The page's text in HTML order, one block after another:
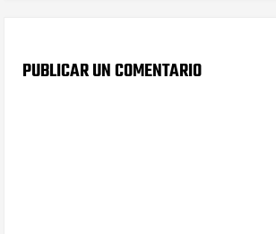
PUBLICAR UN COMENTARIO